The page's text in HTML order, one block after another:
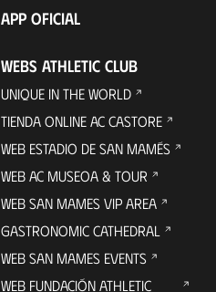
APP OFICIAL
WEBS ATHLETIC CLUB
UNIQUE IN THE WORLD
TIENDA ONLINE AC CASTORE
WEB ESTADIO DE SAN MAMÉS
WEB AC MUSEOA & TOUR
WEB SAN MAMES VIP AREA
GASTRONOMIC CATHEDRAL
WEB SAN MAMES EVENTS
WEB FUNDACIÓN ATHLETIC